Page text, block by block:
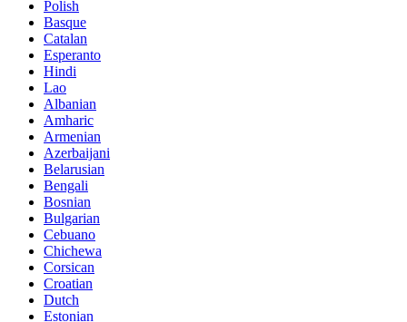
Polish
Basque
Catalan
Esperanto
Hindi
Lao
Albanian
Amharic
Armenian
Azerbaijani
Belarusian
Bengali
Bosnian
Bulgarian
Cebuano
Chichewa
Corsican
Croatian
Dutch
Estonian